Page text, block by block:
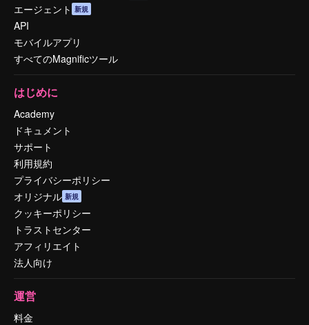
エージェント 新規
API
モバイルアプリ
すべてのMagnificツール
はじめに
Academy
ドキュメント
サポート
利用規約
プライバシーポリシー
オリジナル 新規
クッキーポリシー
トラストセンター
アフィリエイト
法人向け
運営
料金